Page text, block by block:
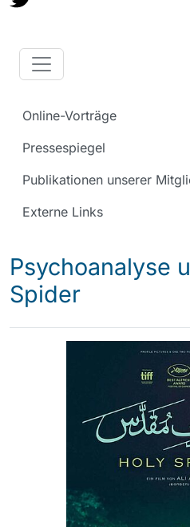
Online-Vorträge
Pressespiegel
Publikationen unserer
Externe Links
Psychoanalyse
Spider